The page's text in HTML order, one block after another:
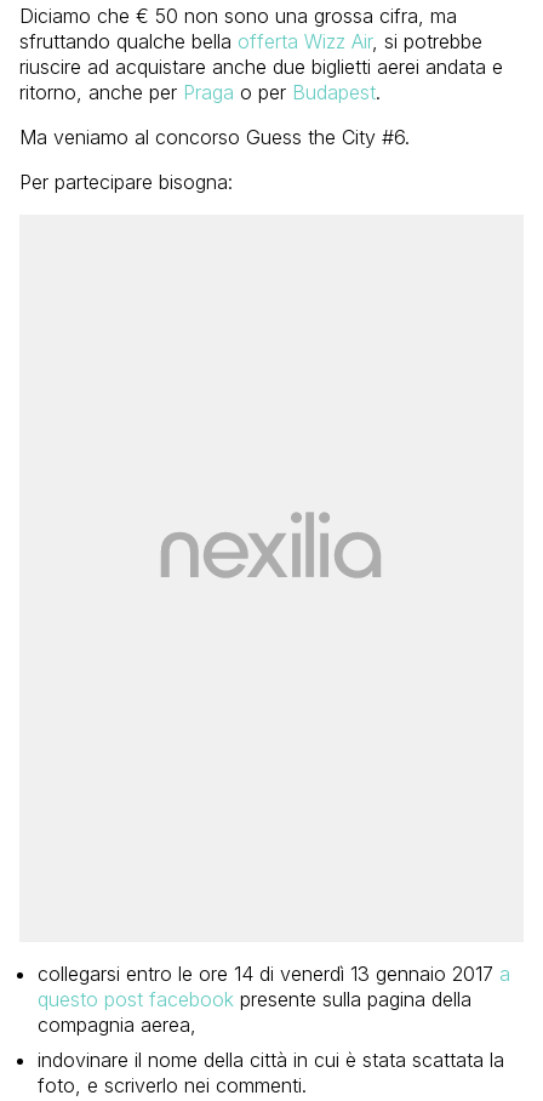
Diciamo che € 50 non sono una grossa cifra, ma
sfruttando qualche bella offerta Wizz Air, si potrebbe
riuscire ad acquistare anche due biglietti aerei andata e
ritorno, anche per Praga o per Budapest.
Ma veniamo al concorso Guess the City #6.
Per partecipare bisogna:
collegarsi entro le ore 14 di venerdì 13 gennaio 2017 a
questo post facebook presente sulla pagina della
compagnia aerea,
indovinare il nome della città in cui è stata scattata la
foto, e scriverlo nei commenti.